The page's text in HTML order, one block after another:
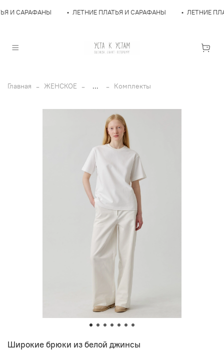
И САРАФАНЫ •ЛЕТНИЕ ПЛАТЬЯ И САРАФАНЫ •ЛЕТНИЕ
Главная ЖЕНСКОЕ ... Комплекты
Широкие брюки из белой джинсы